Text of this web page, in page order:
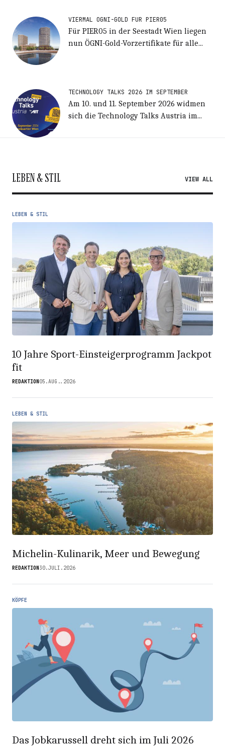
VIERMAL ÖGNI-GOLD FÜR PIER05
Für PIER05 in der Seestadt Wien liegen
nun ÖGNI-Gold-Vorzertifikate für alle...
TECHNOLOGY TALKS 2026 IM SEPTEMBER
Am 10. und 11. September 2026 widmen
sich die Technology Talks Austria im...
LEBEN & STIL VIEW ALL
LEBEN & STIL
10 Jahre Sport-Einsteigerprogramm Jackpot
fit
REDAKTION 05.AUG..2026
LEBEN & STIL
Michelin-Kulinarik, Meer und Bewegung
REDAKTION 30.JULI.2026
KÖPFE
Das Jobkarussell dreht sich im Juli 2026